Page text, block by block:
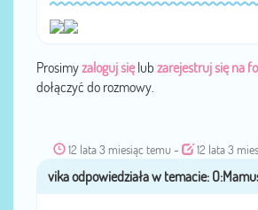
Prosimyzaloguj sięlub zarejestruj się na
dołączyć do rozmowy.
12 lata 3 miesiąc temu - 12 lata 3
przezvika